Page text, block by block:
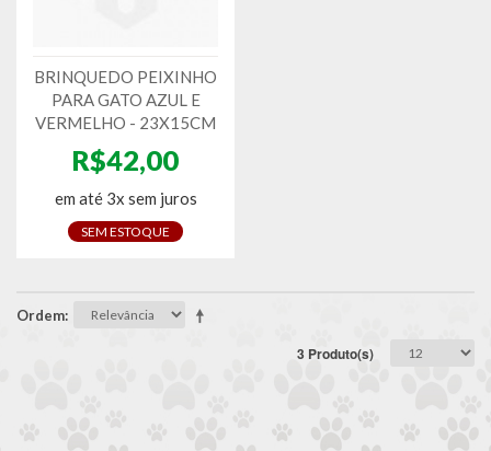
BRINQUEDO PEIXINHO
PARA GATO AZUL E
VERMELHO - 23X15CM
R$42,00
em até 3x sem juros
SEM ESTOQUE
Ordem
3 Produto(s)